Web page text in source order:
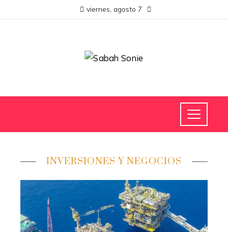
viernes, agosto 7
INVERSIONES Y NEGOCIOS